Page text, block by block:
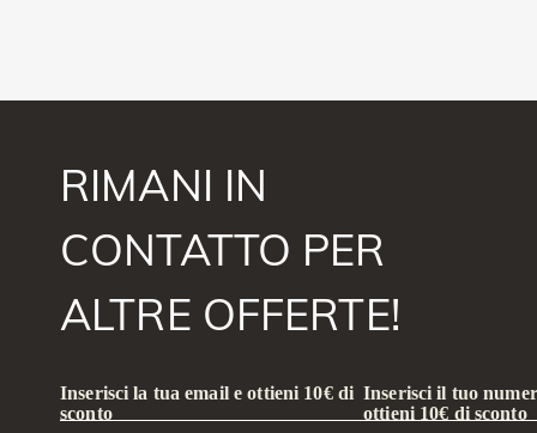
RIMANI IN
CONTATTO PER
ALTRE OFFERTE!
Inserisci la tua email e ottieni 10€ di
sconto
Inserisci il tuo
ottieni 10€ di sconto